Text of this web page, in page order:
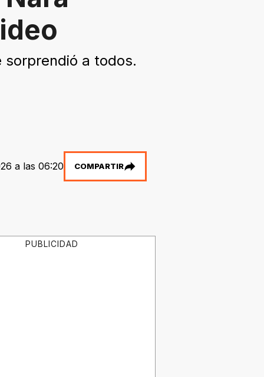
sorprendió a todos.
a las 06:20 COMPARTIR
PUBLICIDAD